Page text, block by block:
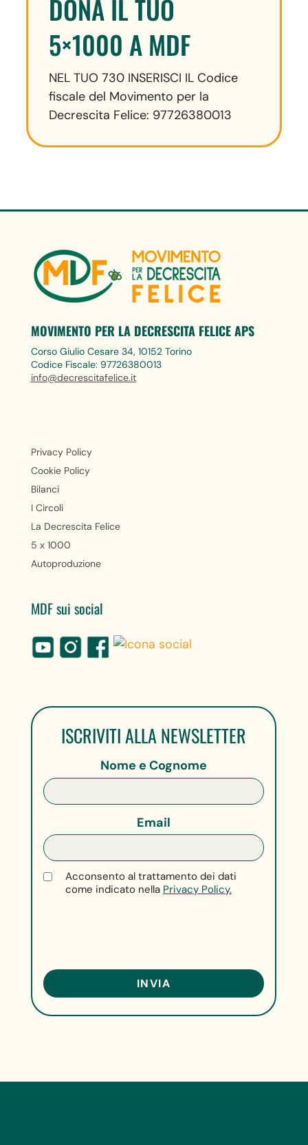
DONA IL TUO
5×1000 A MDF
NEL TUO 730 INSERISCI IL Codice
fiscale del Movimento per la
Decrescita Felice: 97726380013
MOVIMENTO PER LA DECRESCITA FELICE APS
Corso Giulio Cesare 34, 10152 Torino
Codice Fiscale: 97726380013
info@decrescitafelice.it
Privacy Policy
Cookie Policy
Bilanci
I Circoli
La Decrescita Felice
5 x 1000
Autoproduzione
MDF sui social
ISCRIVITI ALLA NEWSLETTER
Nome e Cognome
Email
Acconsento al trattamento dei dati
come indicato nella Privacy Policy.